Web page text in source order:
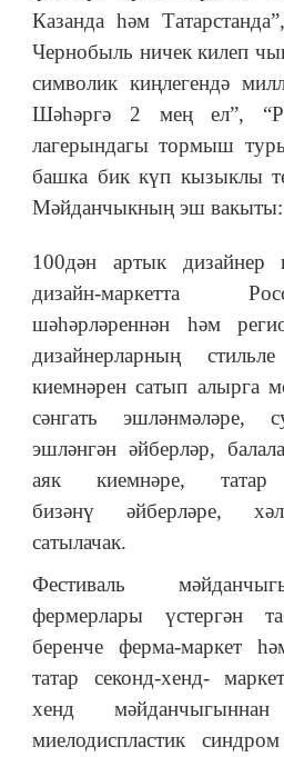
Казанда һәм
Чернобыль ничек килеп
символик киңлегендә
Шәһәргә 2 мең ел”,
лагерындагы тормыш
башка бик күп кызыклы
Мәйданчыкның эш
100дән артык дизайнер
дизайн-маркетта
шәһәрләреннән һәм
дизайнерларның
киемнәрен сатып алырга
сәнгать эшләнмәләре,
эшләнгән әйберләр,
аяк киемнәре,
бизәнү әйберләре,
сатылачак.
Фестиваль
фермерлары үстергән
беренче ферма-маркет
татар секонд-хенд-
хенд
миелодиспластик